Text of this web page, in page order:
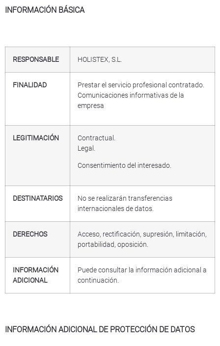
INFORMACIÓN BÁSICA
RESPONSABLE HOLISTEX, S.L.
FINALIDAD
Prestar el servicio profesional contratado.
Comunicaciones informativas de la
empresa
LEGITIMACIÓN
Contractual.
Legal.
Consentimiento del interesado.
DESTINATARIOS
No se realizarán transferencias
internacionales de datos.
DERECHOS
Acceso, rectificación, supresión, limitación,
portabilidad, oposición.
INFORMACIÓN
ADICIONAL
Puede consultar la información adicional a
continuación.
INFORMACIÓN ADICIONAL DE PROTECCIÓN DE DATOS